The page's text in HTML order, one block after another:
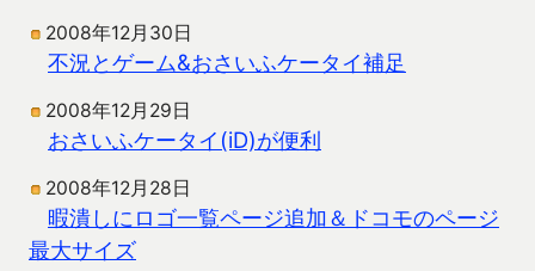
2008年12月30日
不況とゲーム&おさいふケータイ補足
2008年12月29日
おさいふケータイ(iD)が便利
2008年12月28日
暇潰しにロゴ一覧ページ追加＆ドコモのページ
最大サイズ